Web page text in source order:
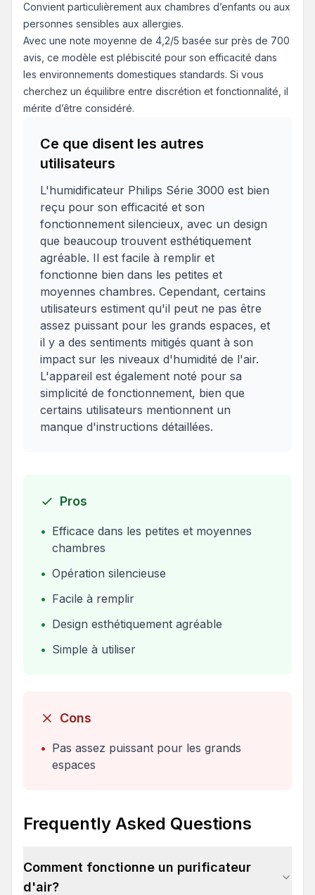
Convient particulièrement aux chambres d’enfants ou aux
personnes sensibles aux allergies.
Avec une note moyenne de 4,2/5 basée sur près de 700
avis, ce modèle est plébiscité pour son efficacité dans
les environnements domestiques standards. Si vous
cherchez un équilibre entre discrétion et fonctionnalité, il
mérite d’être considéré.
Ce que disent les autres
utilisateurs
L'humidificateur Philips Série 3000 est bien
reçu pour son efficacité et son
fonctionnement silencieux, avec un design
que beaucoup trouvent esthétiquement
agréable. Il est facile à remplir et
fonctionne bien dans les petites et
moyennes chambres. Cependant, certains
utilisateurs estiment qu'il peut ne pas être
assez puissant pour les grands espaces, et
il y a des sentiments mitigés quant à son
impact sur les niveaux d'humidité de l'air.
L'appareil est également noté pour sa
simplicité de fonctionnement, bien que
certains utilisateurs mentionnent un
manque d'instructions détaillées.
Pros
• Efficace dans les petites et moyennes
chambres
• Opération silencieuse
• Facile à remplir
• Design esthétiquement agréable
• Simple à utiliser
Cons
• Pas assez puissant pour les grands
espaces
Frequently Asked Questions
Comment fonctionne un purificateur
d'air?